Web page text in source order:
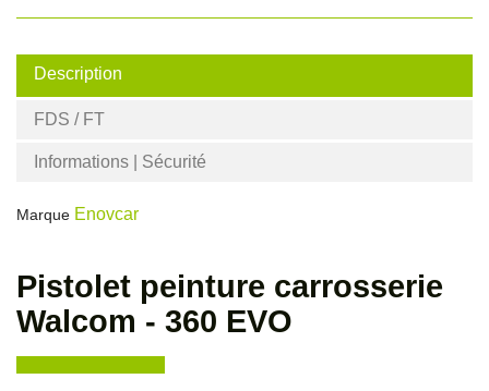
Description
FDS / FT
Informations | Sécurité
Marque Enovcar
Pistolet peinture carrosserie
Walcom - 360 EVO